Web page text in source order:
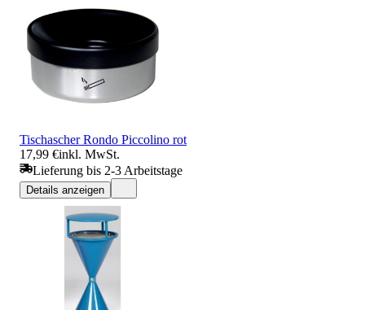
Tischascher Rondo Piccolino rot
17,99 €inkl. MwSt.
Lieferung bis 2-3 Arbeitstage
Details anzeigen